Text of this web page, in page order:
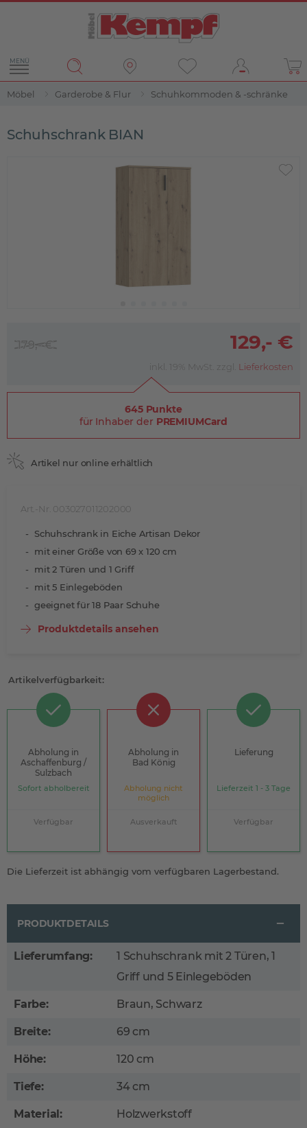
MENÜ
Möbel Garderobe & Flur Schuhkommoden & -schränke
Schuhschrank BIAN
Art.-Nr. 003027011202000
Schuhschrank in Eiche Artisan Dekor
mit einer Größe von 69 x 120 cm
mit 2 Türen und 1 Griff
mit 5 Einlegeböden
geeignet für 18 Paar Schuhe
Produktdetails ansehen
Artikelverfügbarkeit:
Abholung in
Aschaffenburg /
Sulzbach
Sofort abholbereit
Verfügbar
Abholung in
Bad König
Abholung nicht
möglich
Ausverkauft
Lieferung
Lieferzeit 1 - 3 Tage
Verfügbar
Die Lieferzeit ist abhängig vom verfügbaren Lagerbestand.
129,- €
179,- €
inkl. 19% MwSt. zzgl. Lieferkosten
645 Punkte
für Inhaber der PREMIUMCard
Artikel nur online erhältlich
PRODUKTDETAILS
Lieferumfang:
1 Schuhschrank mit 2 Türen, 1
Griff und 5 Einlegeböden
Farbe: Braun, Schwarz
Breite: 69 cm
Höhe: 120 cm
Tiefe: 34 cm
Material: Holzwerkstoff